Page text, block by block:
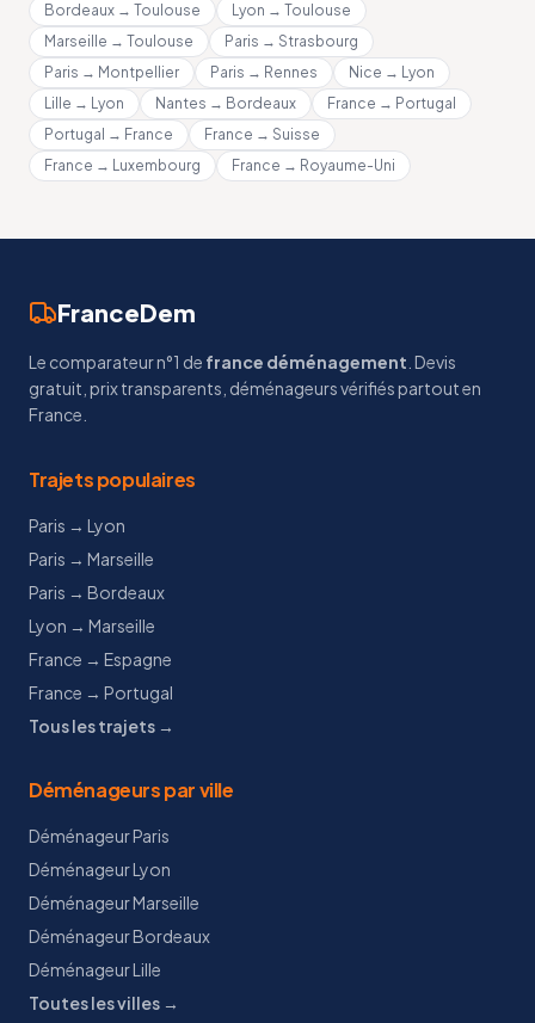
Bordeaux → Toulouse
Lyon → Toulouse
Marseille → Toulouse
Paris → Strasbourg
Paris → Montpellier
Paris → Rennes
Nice → Lyon
Lille → Lyon
Nantes → Bordeaux
France → Portugal
Portugal → France
France → Suisse
France → Luxembourg
France → Royaume-Uni
FranceDem
Le comparateur n°1 de france déménagement . Devis
gratuit, prix transparents, déménageurs vérifiés partout en
France.
Trajets populaires
Paris → Lyon
Paris → Marseille
Paris → Bordeaux
Lyon → Marseille
France → Espagne
France → Portugal
Tous les trajets →
Déménageurs par ville
Déménageur Paris
Déménageur Lyon
Déménageur Marseille
Déménageur Bordeaux
Déménageur Lille
Toutes les villes →